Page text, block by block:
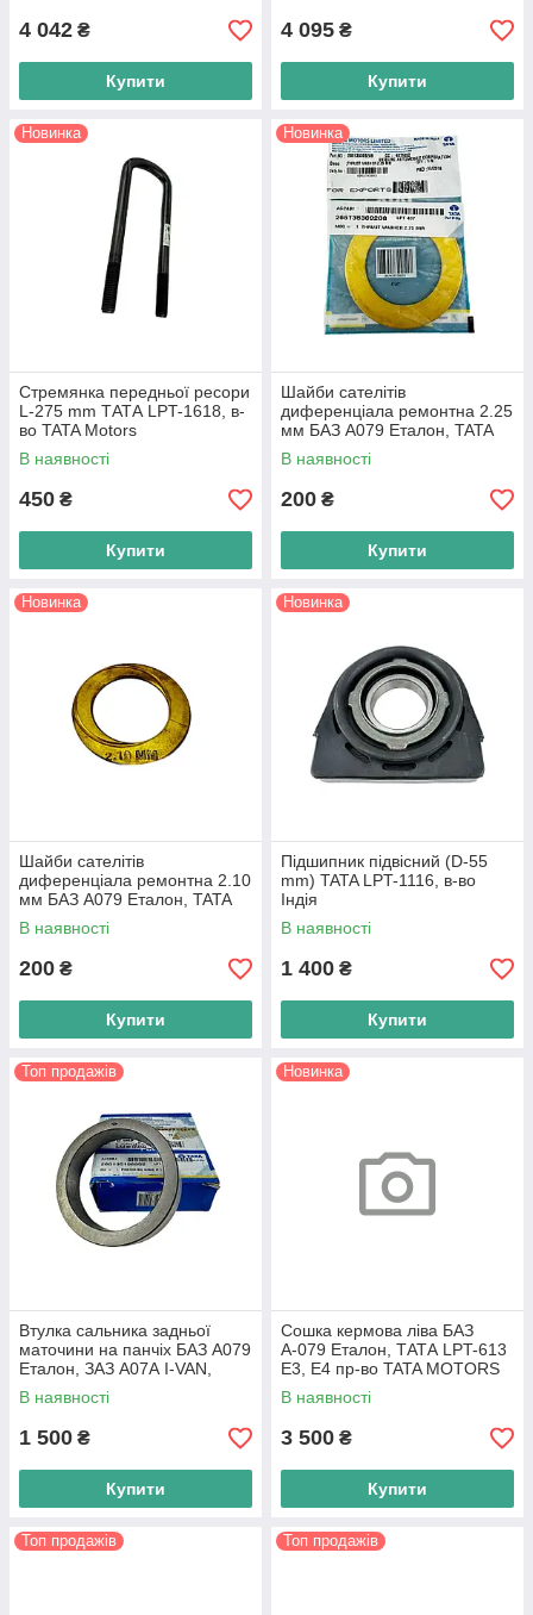
4 042 ₴
Купити
4 095 ₴
Купити
Новинка
Стремянка передньої ресори
L-275 mm ТАТА LPT-1618, в-
во TATA Motors
В наявності
450 ₴
Купити
Новинка
Шайби сателітів
диференціала ремонтна 2.25
мм БАЗ А079 Еталон, TATA
LPT-613 E1, E2, E3, в-во Tata
Motors
В наявності
200 ₴
Купити
Новинка
Шайби сателітів
диференціала ремонтна 2.10
мм БАЗ А079 Еталон, TATA
LPT-613 E1, E2, E3, в-во Tata
Motors
В наявності
200 ₴
Купити
Новинка
Підшипник підвісний (D-55
mm) TATA LPT-1116, в-во
Індія
В наявності
1 400 ₴
Купити
Топ продажів
Втулка сальника задньої
маточини на панчіх БАЗ А079
Еталон, ЗАЗ А07А I-VAN,
TATA LPT-613 Е1, Е2, в-во
Tata Motors
В наявності
1 500 ₴
Купити
Новинка
Сошка кермова ліва БАЗ
А-079 Еталон, ТАТА LPT-613
E3, E4 пр-во TATA MOTORS
В наявності
3 500 ₴
Купити
Топ продажів Топ продажів